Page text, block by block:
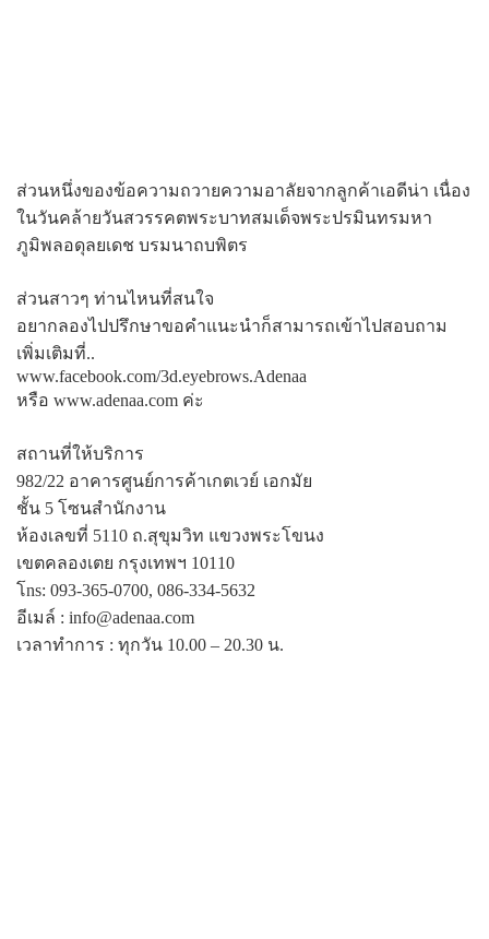
ส่วนหนึ่งของข้อความถวายความอาลัยจากลูกค้าเอดีน่า เนื่อง
ในวันคล้ายวันสวรรคตพระบาทสมเด็จพระปรมินทรมหา
ภูมิพลอดุลยเดช บรมนาถบพิตร
ส่วนสาวๆ ท่านไหนที่สนใจ
อยากลองไปปรึกษาขอคําแนะนําก็สามารถเข้าไปสอบถาม
เพิ่มเติมที่..
www.facebook.com/3d.eyebrows.Adenaa
หรือ www.adenaa.com ค่ะ
สถานที่ให้บริการ
982/22 อาคารศูนย์การค้าเกตเวย์ เอกมัย
ชั้น 5 โซนสํานักงาน
ห้องเลขที่ 5110 ถ.สุขุมวิท แขวงพระโขนง
เขตคลองเตย กรุงเทพฯ 10110
โns: 093-365-0700, 086-334-5632
อีเมล์ : info@adenaa.com
เวลาทําการ : ทุกวัน 10.00 – 20.30 น.